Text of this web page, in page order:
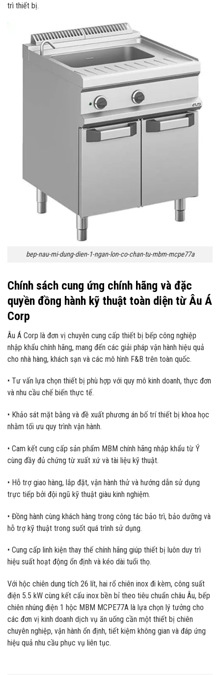
trì thiết bị.
bep-nau-mi-dung-dien-1-ngan-lon-co-chan-tu-mbm-mcpe77a
Chính sách cung ứng chính hãng và đặc
quyền đồng hành kỹ thuật toàn diện từ Âu Á
Corp
Âu Á Corp là đơn vị chuyên cung cấp thiết bị bếp công nghiệp
nhập khẩu chính hãng, mang đến các giải pháp vận hành hiệu quả
cho nhà hàng, khách sạn và các mô hình F&B trên toàn quốc.
• Tư vấn lựa chọn thiết bị phù hợp với quy mô kinh doanh, thực đơn
và nhu cầu chế biến thực tế.
• Khảo sát mặt bằng và đề xuất phương án bố trí thiết bị khoa học
nhằm tối ưu quy trình vận hành.
• Cam kết cung cấp sản phẩm MBM chính hãng nhập khẩu từ Ý
cùng đầy đủ chứng từ xuất xứ và tài liệu kỹ thuật.
• Hỗ trợ giao hàng, lắp đặt, vận hành thử và hướng dẫn sử dụng
trực tiếp bởi đội ngũ kỹ thuật giàu kinh nghiệm.
• Đồng hành cùng khách hàng trong công tác bảo trì, bảo dưỡng và
hỗ trợ kỹ thuật trong suốt quá trình sử dụng.
• Cung cấp linh kiện thay thế chính hãng giúp thiết bị luôn duy trì
hiệu suất hoạt động ổn định và kéo dài tuổi thọ.
Với hộc chiên dung tích 26 lít, hai rổ chiên inox đi kèm, công suất
điện 5.5 kW cùng kết cấu inox bền bỉ theo tiêu chuẩn châu Âu, bếp
chiên nhúng điện 1 hộc MBM MCPE77A là lựa chọn lý tưởng cho
các đơn vị kinh doanh dịch vụ ăn uống cần một thiết bị chiên
chuyên nghiệp, vận hành ổn định, tiết kiệm không gian và đáp ứng
hiệu quả nhu cầu phục vụ liên tục.